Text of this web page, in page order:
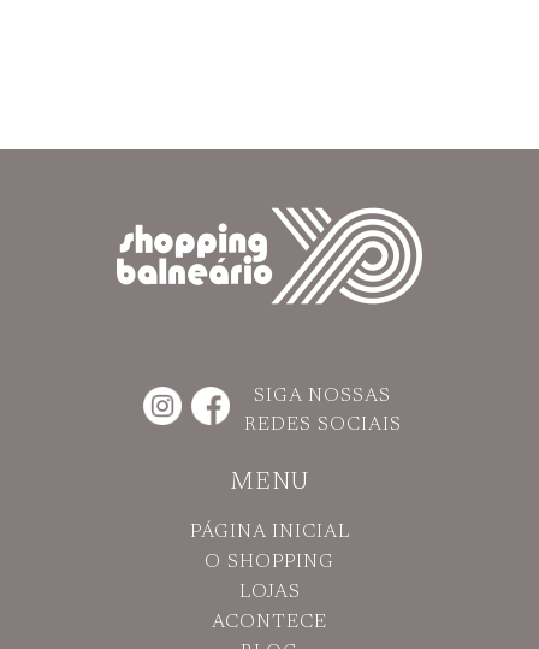
SIGA NOSSAS
REDES SOCIAIS
MENU
PÁGINA INICIAL
O SHOPPING
LOJAS
ACONTECE